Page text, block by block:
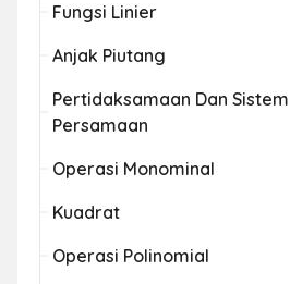
Fungsi Linier
Anjak Piutang
Pertidaksamaan Dan Sistem
Persamaan
Operasi Monominal
Kuadrat
Operasi Polinomial